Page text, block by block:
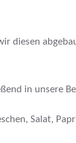
diesen
in unsere
Salat,